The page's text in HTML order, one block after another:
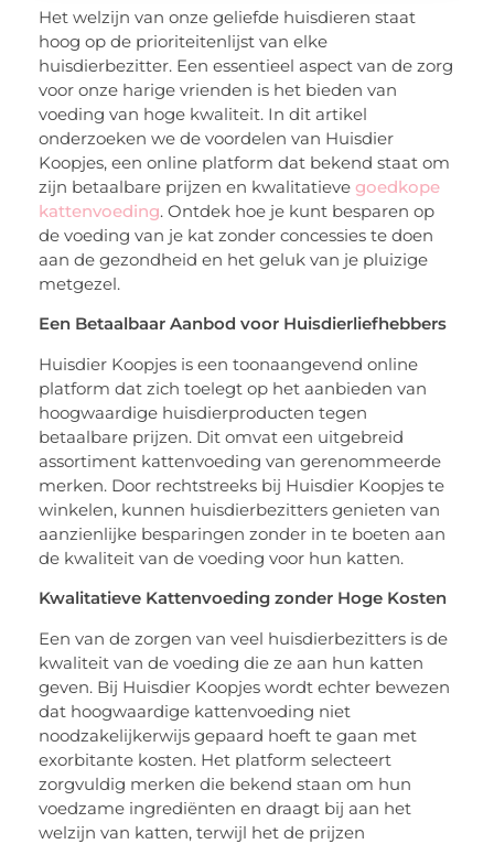
Het welzijn van onze geliefde huisdieren staat
hoog op de prioriteitenlijst van elke
huisdierbezitter. Een essentieel aspect van de zorg
voor onze harige vrienden is het bieden van
voeding van hoge kwaliteit. In dit artikel
onderzoeken we de voordelen van Huisdier
Koopjes, een online platform dat bekend staat om
zijn betaalbare prijzen en kwalitatievegoedkope
kattenvoeding. Ontdek hoe je kunt besparen op
de voeding van je kat zonder concessies te doen
aan de gezondheid en het geluk van je pluizige
metgezel.
Een Betaalbaar Aanbod voor Huisdierliefhebbers
Huisdier Koopjes is een toonaangevend online
platform dat zich toelegt op het aanbieden van
hoogwaardige huisdierproducten tegen
betaalbare prijzen. Dit omvat een uitgebreid
assortiment kattenvoeding van gerenommeerde
merken. Door rechtstreeks bij Huisdier Koopjes te
winkelen, kunnen huisdierbezitters genieten van
aanzienlijke besparingen zonder in te boeten aan
de kwaliteit van de voeding voor hun katten.
Kwalitatieve Kattenvoeding zonder Hoge Kosten
Een van de zorgen van veel huisdierbezitters is de
kwaliteit van de voeding die ze aan hun katten
geven. Bij Huisdier Koopjes wordt echter bewezen
dat hoogwaardige kattenvoeding niet
noodzakelijkerwijs gepaard hoeft te gaan met
exorbitante kosten. Het platform selecteert
zorgvuldig merken die bekend staan om hun
voedzame ingrediënten en draagt bij aan het
welzijn van katten, terwijl het de prijzen